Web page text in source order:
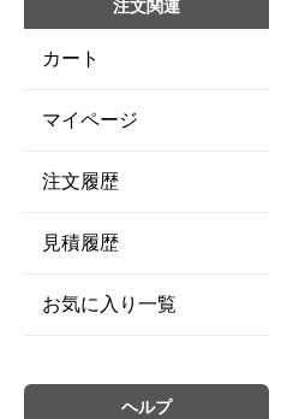
注文関連
カート
マイページ
注文履歴
見積履歴
お気に入り一覧
ヘルプ